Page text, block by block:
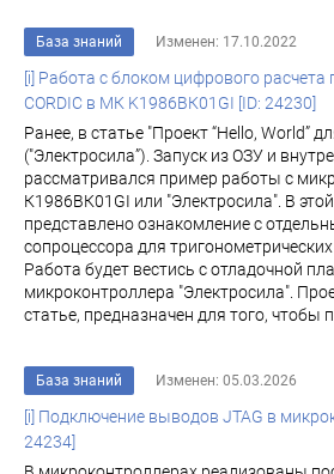
База знаний Изменен: 17.10.2022
[i] Работа с блоком цифрового
CORDIC в МК K1986ВК01GI [ID: 24230]
Ранее, в статье "Проект “Hello, World”
("Электросила”). Запуск из ОЗУ и
рассматривалcя пример работы с
К1986ВК01GI или "Электросила". В
представлено ознакомление с
сопроцессора для
Работа будет вестись с отладочной
микроконтроллера "Электросила".
статье, предназначен для того, чтобы
База знаний Изменен: 05.03.2026
[i] Подключение выводов JTAG в
24234]